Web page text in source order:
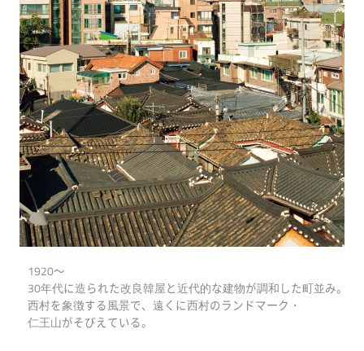
1920～
30年代に造られた改良韓屋と近代的な建物が調和した町並み。
西村を象徴する風景で、遠くに西村のランドマーク・
仁王山がそびえている。